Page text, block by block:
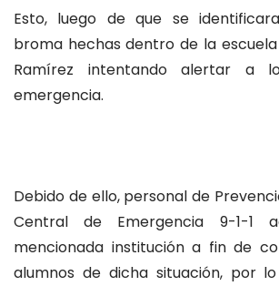
Esto, luego de que se
broma hechas dentro de la
Ramírez intentando alertar a
emergencia.
Debido de ello, personal de
Central de Emergencia 9-1-1
mencionada institución a fin de
alumnos de dicha situación, por